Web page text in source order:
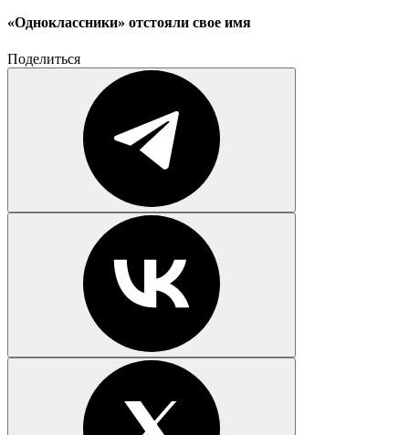
«Одноклассники» отстояли свое имя
Поделиться